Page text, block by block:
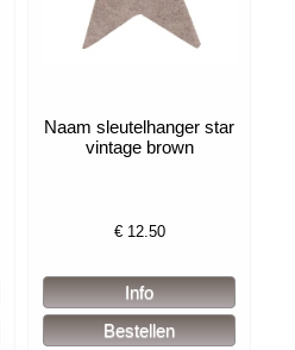
Naam sleutelhanger star
vintage brown
€ 12.50